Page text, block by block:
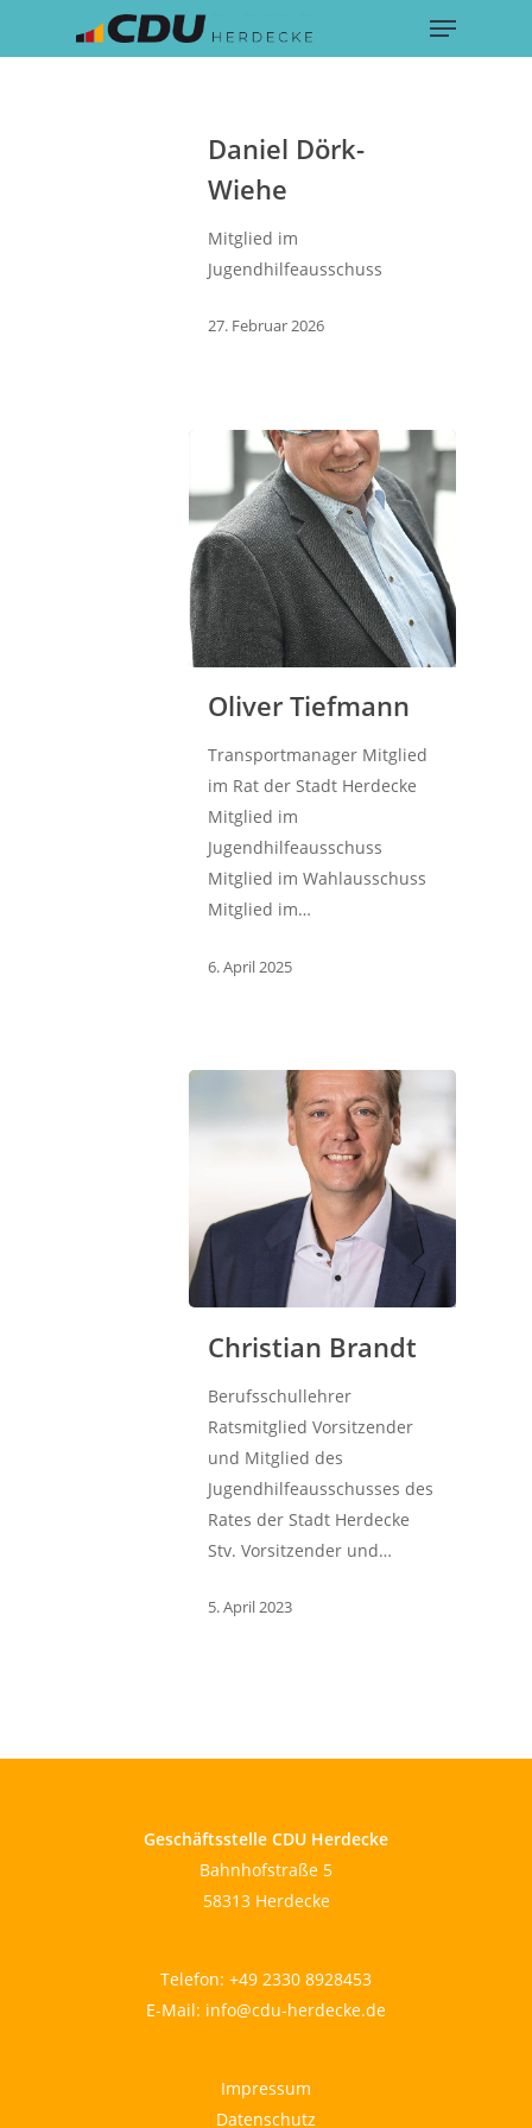
Menu
Daniel Dörk-
Wiehe
Mitglied im
Jugendhilfeausschuss
27. Februar 2026
Oliver Tiefmann
Transportmanager Mitglied
im Rat der Stadt Herdecke
Mitglied im
Jugendhilfeausschuss
Mitglied im Wahlausschuss
Mitglied im…
6. April 2025
Christian Brandt
Berufsschullehrer
Ratsmitglied Vorsitzender
und Mitglied des
Jugendhilfeausschusses des
Rates der Stadt Herdecke
Stv. Vorsitzender und…
5. April 2023
Geschäftsstelle CDU Herdecke
Bahnhofstraße 5
58313 Herdecke
Telefon: +49 2330 8928453
E-Mail: info@cdu-herdecke.de
Impressum
Datenschutz